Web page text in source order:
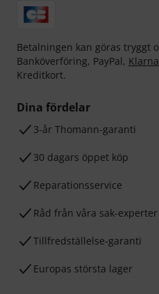
Betalningen kan göras tryggt
Banköverföring, PayPal,
Kreditkort.
Dina fördelar
3-år Thomann-garanti
30 dagars öppet köp
Reparationsservice
Råd från våra sak-experter
Tillfredställelse-garanti
Europas största lager